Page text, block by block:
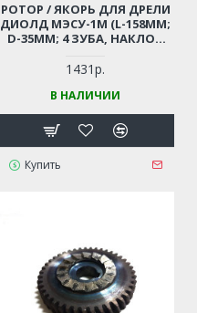
РОТОР / ЯКОРЬ ДЛЯ ДРЕЛИ
ДИОЛД МЭСУ-1М (L-158ММ;
D-35ММ; 4 ЗУБА, НАКЛОН
1431р.
В НАЛИЧИИ
Купить